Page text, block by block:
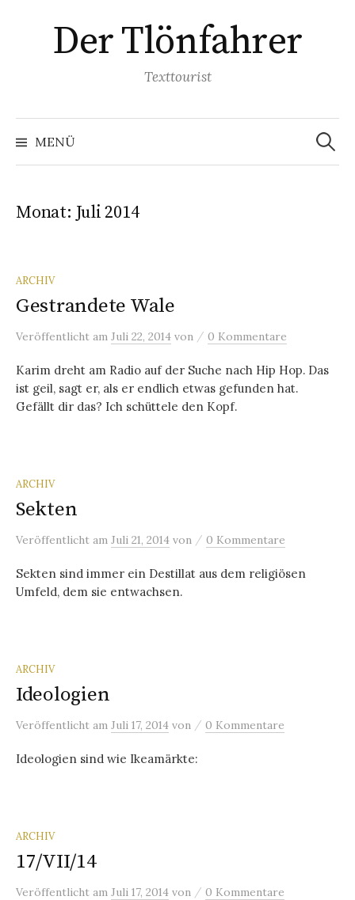
Der Tlönfahrer
Texttourist
MENÜ
Suchen
nach:
Monat: Juli 2014
ARCHIV
Gestrandete Wale
Veröffentlicht am Juli 22, 2014 von / 0 Kommentare
Karim dreht am Radio auf der Suche nach Hip Hop. Das
ist geil, sagt er, als er endlich etwas gefunden hat.
Gefällt dir das? Ich schüttele den Kopf.
ARCHIV
Sekten
Veröffentlicht am Juli 21, 2014 von / 0 Kommentare
Sekten sind immer ein Destillat aus dem religiösen
Umfeld, dem sie entwachsen.
ARCHIV
Ideologien
Veröffentlicht am Juli 17, 2014 von / 0 Kommentare
Ideologien sind wie Ikeamärkte:
ARCHIV
17/VII/14
Veröffentlicht am Juli 17, 2014 von / 0 Kommentare